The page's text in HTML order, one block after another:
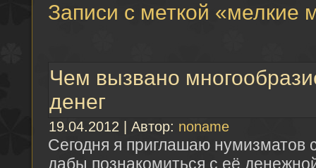
Записи с меткой «мелкие
Чем вызвано
денег
19.04.2012 | Автор: noname
Сегодня я приглашаю нумизматов
дабы познакомиться с её